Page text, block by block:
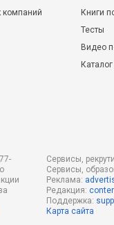
компаний
Книги
Тесты
Видео
Сервисы,
Сервисы,
Реклама:
Редакция:
Поддержка:
Карта сайта